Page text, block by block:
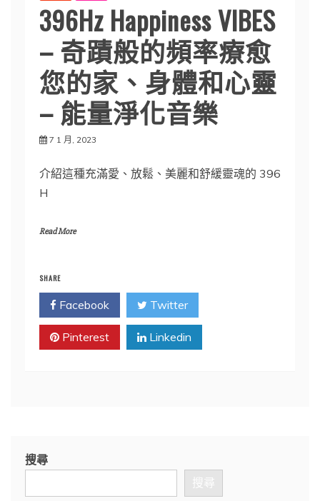
396Hz Happiness VIBES
– 奇蹟般的頻率療愈
您的家、身體和心靈
– 能量淨化音樂
7 1 月, 2023
介紹這種充滿愛、放鬆、美麗和舒緩靈魂的 396
H
Read More
SHARE
Facebook Twitter
Pinterest Linkedin
搜尋
搜尋